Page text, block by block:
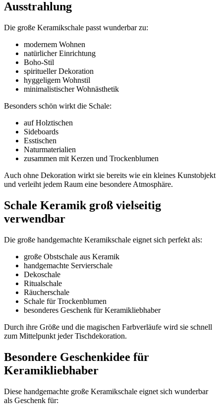
Ausstrahlung
Die große Keramikschale passt wunderbar zu:
modernem Wohnen
natürlicher Einrichtung
Boho-Stil
spiritueller Dekoration
hyggeligem Wohnstil
minimalistischer Wohnästhetik
Besonders schön wirkt die Schale:
auf Holztischen
Sideboards
Esstischen
Naturmaterialien
zusammen mit Kerzen und Trockenblumen
Auch ohne Dekoration wirkt sie bereits wie ein kleines Kunstobjekt
und verleiht jedem Raum eine besondere Atmosphäre.
Schale Keramik groß vielseitig
verwendbar
Die große handgemachte Keramikschale eignet sich perfekt als:
große Obstschale aus Keramik
handgemachte Servierschale
Dekoschale
Ritualschale
Räucherschale
Schale für Trockenblumen
besonderes Geschenk für Keramikliebhaber
Durch ihre Größe und die magischen Farbverläufe wird sie schnell
zum Mittelpunkt jeder Tischdekoration.
Besondere Geschenkidee für
Keramikliebhaber
Diese handgemachte große Keramikschale eignet sich wunderbar
als Geschenk für: